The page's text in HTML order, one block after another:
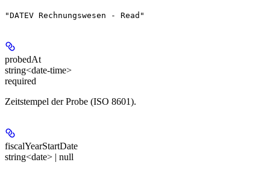
"DATEV Rechnungswesen - Read"
probedAt
string<date-time>
required
Zeitstempel der Probe (ISO 8601).
fiscalYearStartDate
string<date> | null